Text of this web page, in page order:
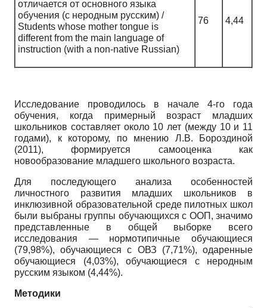
отличается от основного языка
обучения (с неродным русским) /
Students whose mother tongue is
different from the main language of
instruction (with a non-native Russian)
76 4,44
Исследование проводилось в начале 4-го года
обучения, когда примерный возраст младших
школьников составляет около 10 лет (между 10 и 11
годами), к которому, по мнению Л.В. Бороздиной
(2011), формируется самооценка как
новообразование младшего школьного возраста.
Для последующего анализа особенностей
личностного развития младших школьников в
инклюзивной образовательной среде пилотных школ
были выбраны группы обучающихся с ООП, значимо
представленные в общей выборке всего
исследования — нормотипичные обучающиеся
(79,98%), обучающиеся с ОВЗ (7,71%), одаренные
обучающиеся (4,03%), обучающиеся с неродным
русским языком (4,44%).
Методики